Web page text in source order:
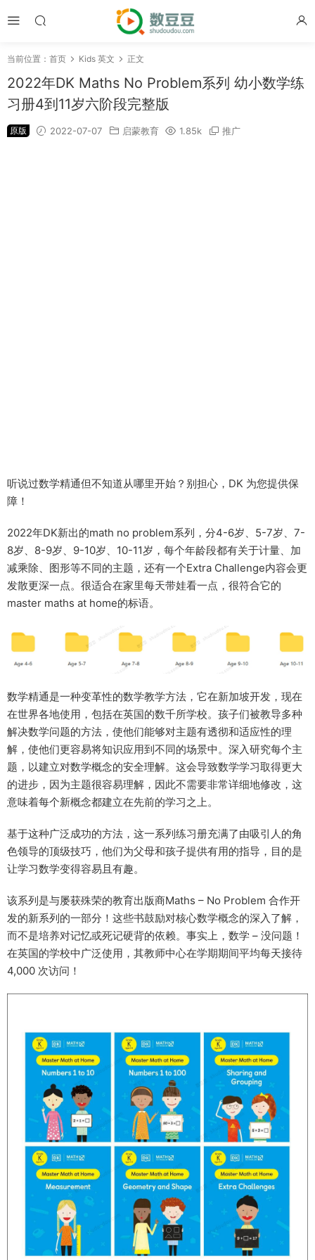
当前位置： 首页 Kids 英文 正文
2022年DK Maths No Problem系列 幼小数学练
习册4到11岁六阶段完整版
原版 2022-07-07 启蒙教育 1.85k 推广
听说过数学精通但不知道从哪里开始？别担心，DK 为您提供保
障！
2022年DK新出的math no problem系列，分4-6岁、5-7岁、7-
8岁、8-9岁、9-10岁、10-11岁，每个年龄段都有关于计量、加
减乘除、图形等不同的主题，还有一个Extra Challenge内容会更
发散更深一点。很适合在家里每天带娃看一点，很符合它的
master maths at home的标语。
数学精通是一种变革性的数学教学方法，它在新加坡开发，现在
在世界各地使用，包括在英国的数千所学校。孩子们被教导多种
解决数学问题的方法，使他们能够对主题有透彻和适应性的理
解，使他们更容易将知识应用到不同的场景中。深入研究每个主
题，以建立对数学概念的安全理解。这会导致数学学习取得更大
的进步，因为主题很容易理解，因此不需要非常详细地修改，这
意味着每个新概念都建立在先前的学习之上。
基于这种广泛成功的方法，这一系列练习册充满了由吸引人的角
色领导的顶级技巧，他们为父母和孩子提供有用的指导，目的是
让学习数学变得容易且有趣。
该系列是与屡获殊荣的教育出版商Maths – No Problem 合作开
发的新系列的一部分！这些书鼓励对核心数学概念的深入了解，
而不是培养对记忆或死记硬背的依赖。事实上，数学 – 没问题！
在英国的学校中广泛使用，其教师中心在学期期间平均每天接待
4,000 次访问！